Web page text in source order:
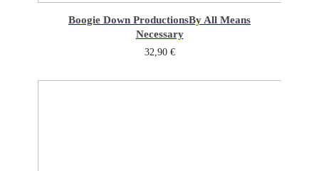
Boogie Down ProductionsBy All Means
Necessary
32,90 €